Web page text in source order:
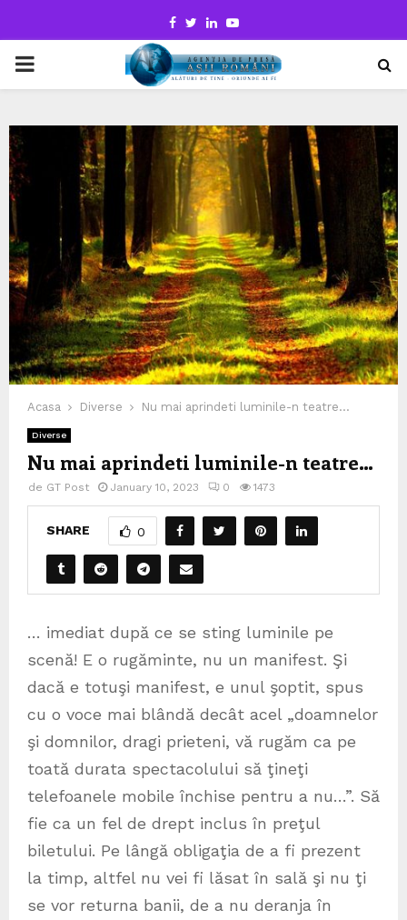
Facebook
TwitterLinkedinYoutube
PRIMARY
Acasa Diverse Nu mai aprindeti luminile-n teatre…
Diverse
Nu mai aprindeti luminile-n teatre…
de GT Post January 10, 2023 0 1473
SHARE 0
… imediat după ce se sting luminile pe
scenă! E o rugăminte, nu un manifest. Şi
dacă e totuşi manifest, e unul şoptit, spus
cu o voce mai blândă decât acel „doamnelor
şi domnilor, dragi prieteni, vă rugăm ca pe
toată durata spectacolului să ţineţi
telefoanele mobile închise pentru a nu…”. Să
fie ca un fel de drept inclus în preţul
biletului. Pe lângă obligaţia de a fi prezent
la timp, altfel nu vei fi lăsat în sală şi nu ţi
se vor returna banii, de a nu deranja în